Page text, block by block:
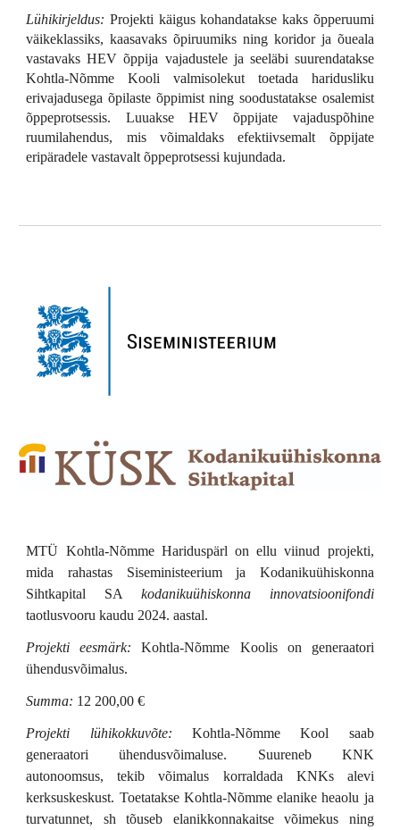
Lühikirjeldus: Projekti käigus kohandatakse kaks õpperuumi
väikeklassiks, kaasavaks õpiruumiks ning koridor ja õueala
vastavaks HEV õppija vajadustele ja seeläbi suurendatakse
Kohtla-Nõmme Kooli valmisolekut toetada haridusliku
erivajadusega õpilaste õppimist ning soodustatakse osalemist
õppeprotsessis. Luuakse HEV õppijate vajaduspõhine
ruumilahendus, mis võimaldaks efektiivsemalt õppijate
eripäradele vastavalt õppeprotsessi kujundada.
MTÜ Kohtla-Nõmme Hariduspärl on ellu viinud projekti,
mida rahastas Siseministeerium ja Kodanikuühiskonna
Sihtkapital SA
kodanikuühiskonna innovatsioonifondi
taotlusvooru kaudu 2024. aastal.
Projekti eesmärk:Kohtla-Nõmme Koolis on generaatori
ühendusvõimalus.
Summa: 12 200,00 €
Projekti lühikokkuvõte: Kohtla-Nõmme Kool saab
generaatori ühendusvõimaluse. Suureneb KNK
autonoomsus, tekib võimalus korraldada KNKs alevi
kerksuskeskust. Toetatakse Kohtla-Nõmme elanike heaolu ja
turvatunnet, sh tõuseb elanikkonnakaitse võimekus ning